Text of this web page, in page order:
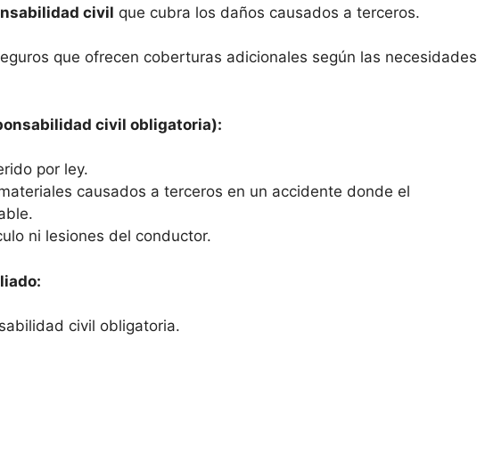
civil que cubra los daños causados a terceros.
que ofrecen coberturas adicionales según las necesidades
civil obligatoria):
por ley.
causados a terceros en un accidente donde el
ni lesiones del conductor.
civil obligatoria.